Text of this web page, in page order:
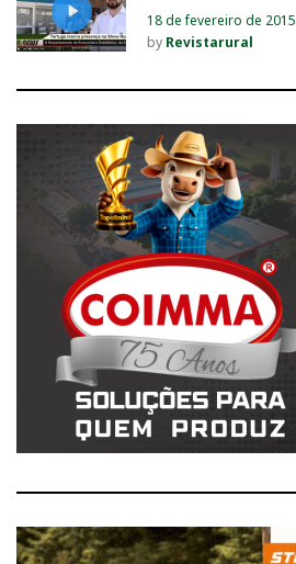
18 de fevereiro de 2015
by Revistarural